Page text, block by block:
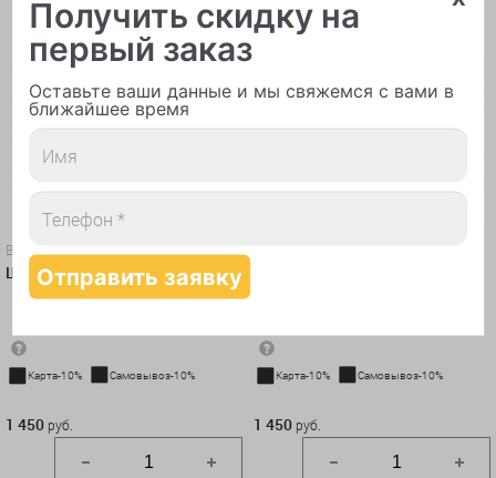
Воздушные шары
Шар-сфера "Серебро"
Карта-10% Самовывоз-10%
1 450 руб.
Карта-10% Самовывоз-10%
1 450 руб.
Получить скидку на
первый заказ
Оставьте ваши данные и мы свяжемся с вами в
ближайшее время